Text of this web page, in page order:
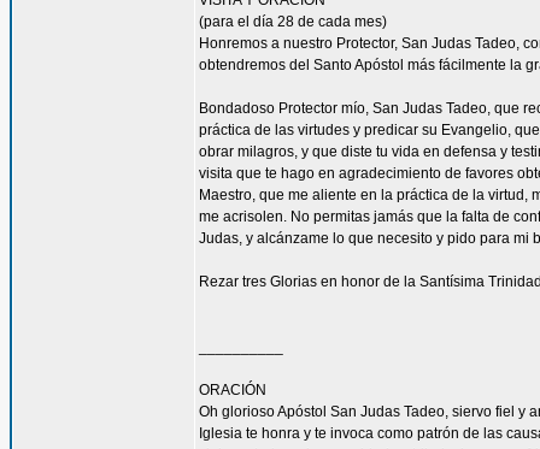
(para el día 28 de cada mes)
Honremos a nuestro Protector, San Judas Tadeo,
obtendremos del Santo Apóstol más fácilmente la
Bondadoso Protector mío, San Judas Tadeo, que
práctica de las virtudes y predicar su Evangelio,
obrar milagros, y que diste tu vida en defensa y
visita que te hago en agradecimiento de favores
Maestro, que me aliente en la práctica de la
me acrisolen. No permitas jamás que la falta de
Judas, y alcánzame lo que necesito y pido para mi
Rezar tres Glorias en honor de la Santísima
ORACIÓN
Oh glorioso Apóstol San Judas Tadeo, siervo fiel y
Iglesia te honra y te invoca como patrón de las